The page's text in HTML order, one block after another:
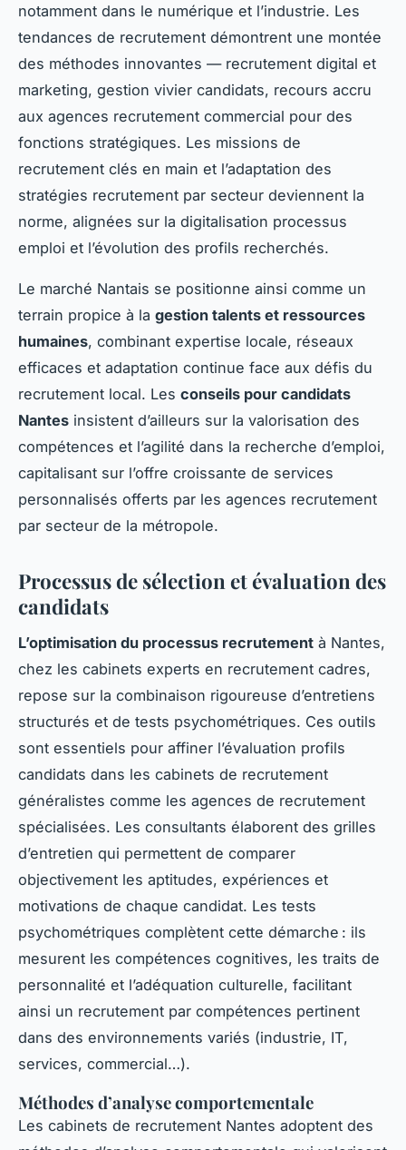
notamment dans le numérique et l’industrie. Les
tendances de recrutement démontrent une montée
des méthodes innovantes — recrutement digital et
marketing, gestion vivier candidats, recours accru
aux agences recrutement commercial pour des
fonctions stratégiques. Les missions de
recrutement clés en main et l’adaptation des
stratégies recrutement par secteur deviennent la
norme, alignées sur la digitalisation processus
emploi et l’évolution des profils recherchés.
Le marché Nantais se positionne ainsi comme un
terrain propice à la gestion talents et ressources
humaines, combinant expertise locale, réseaux
efficaces et adaptation continue face aux défis du
recrutement local. Les conseils pour candidats
Nantes insistent d’ailleurs sur la valorisation des
compétences et l’agilité dans la recherche d’emploi,
capitalisant sur l’offre croissante de services
personnalisés offerts par les agences recrutement
par secteur de la métropole.
Processus de sélection et évaluation des
candidats
L’optimisation du processus recrutement à Nantes,
chez les cabinets experts en recrutement cadres,
repose sur la combinaison rigoureuse d’entretiens
structurés et de tests psychométriques. Ces outils
sont essentiels pour affiner l’évaluation profils
candidats dans les cabinets de recrutement
généralistes comme les agences de recrutement
spécialisées. Les consultants élaborent des grilles
d’entretien qui permettent de comparer
objectivement les aptitudes, expériences et
motivations de chaque candidat. Les tests
psychométriques complètent cette démarche : ils
mesurent les compétences cognitives, les traits de
personnalité et l’adéquation culturelle, facilitant
ainsi un recrutement par compétences pertinent
dans des environnements variés (industrie, IT,
services, commercial…).
Méthodes d’analyse comportementale
Les cabinets de recrutement Nantes adoptent des